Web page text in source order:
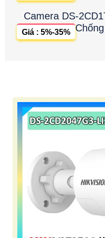
Camera DS-
Giá : 5%-35%